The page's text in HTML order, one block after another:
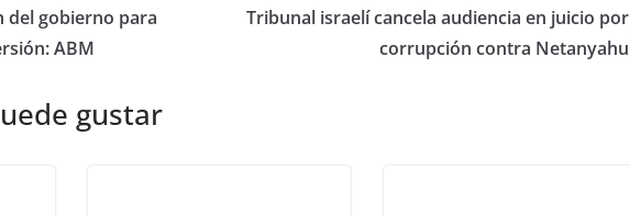
del gobierno para
ABM
Tribunal israelí cancela audiencia en juicio por
corrupción contra Netanyahu
gustar